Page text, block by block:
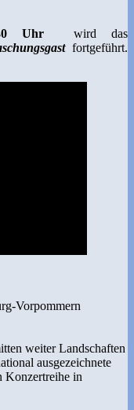
Uhr wird das
fortgeführt.
Vorpommern
weiter Landschaften
ausgezeichnete
Konzertreihe in